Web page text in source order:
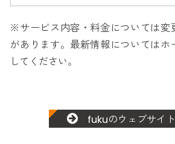
※サービス内容・料金については変
があります。最新情報についてはホ
してください。
fukuのウェブサイ